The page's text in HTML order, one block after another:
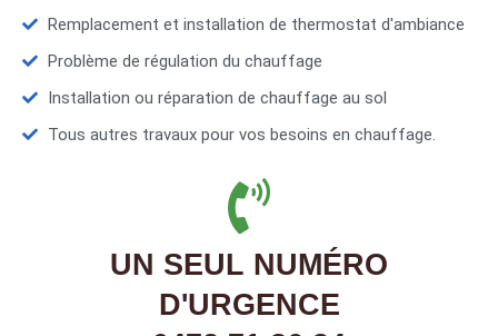
Remplacement et installation de thermostat d'ambiance
Problème de régulation du chauffage
Installation ou réparation de chauffage au sol
Tous autres travaux pour vos besoins en chauffage.
UN SEUL NUMÉRO
D'URGENCE